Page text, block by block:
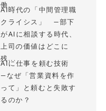
働...
AI時代の「中間管理職
クライシス」 —部下
がAIに相談する時代、
上司の価値はどこに
残...
AIに仕事を頼む技術
—なぜ「営業資料を作
って」と頼むと失敗す
るのか？